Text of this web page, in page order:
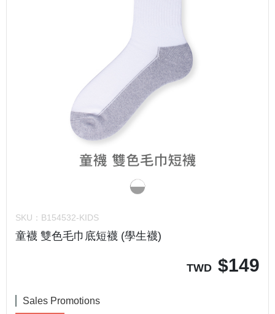
SKU： B154532-KIDS
童襪 雙色毛巾底短襪 (學生襪)
TWD $149
Sales Promotions